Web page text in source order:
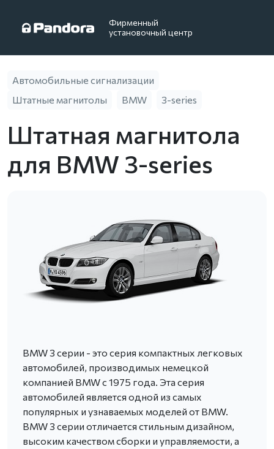
Фирменный
установочный центр
Автомобильные сигнализации
Штатные магнитолы
BMW 3-series
Штатная магнитола
для BMW 3-series
BMW 3 серии - это серия компактных легковых
автомобилей, производимых немецкой
компанией BMW с 1975 года. Эта серия
автомобилей является одной из самых
популярных и узнаваемых моделей от BMW.
BMW 3 серии отличается стильным дизайном,
высоким качеством сборки и управляемости, а